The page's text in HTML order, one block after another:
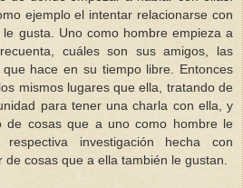
ejemplo el intentar relacionarse con
gusta. Uno como hombre empieza a
cuáles son sus amigos, las
hace en su tiempo libre. Entonces
mismos lugares que ella, tratando de
para tener una charla con ella, y
de cosas que a uno como hombre le
investigación hecha con
de cosas que a ella también le gustan.